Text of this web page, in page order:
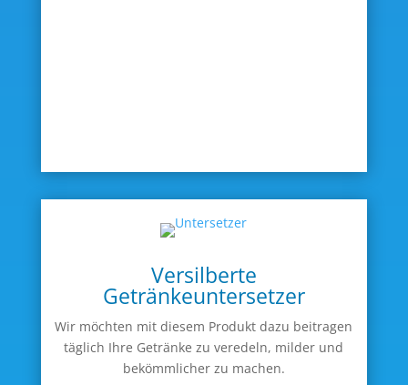
Versilberte
Getränkeuntersetzer
Wir möchten mit diesem Produkt dazu beitragen
täglich Ihre Getränke zu veredeln, milder und
bekömmlicher zu machen.